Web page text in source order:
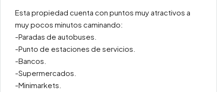
Esta propiedad cuenta con puntos muy atractivos a
muy pocos minutos caminando:
-Paradas de autobuses.
-Punto de estaciones de servicios.
-Bancos.
-Supermercados.
-Minimarkets.